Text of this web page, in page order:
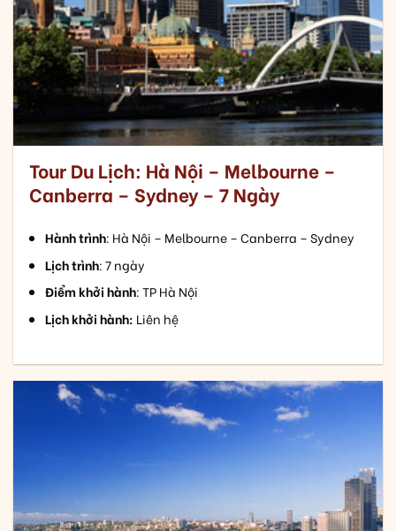
Tour Du Lịch: Hà Nội – Melbourne –
Canberra – Sydney – 7 Ngày
Hành trình: Hà Nội – Melbourne – Canberra – Sydney
Lịch trình: 7 ngày
Điểm khởi hành: TP Hà Nội
Lịch khởi hành: Liên hệ